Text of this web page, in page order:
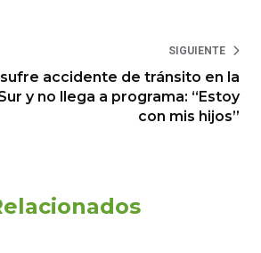
SIGUIENTE
accidente de tránsito en la
y no llega a programa: “Estoy
con mis hijos”